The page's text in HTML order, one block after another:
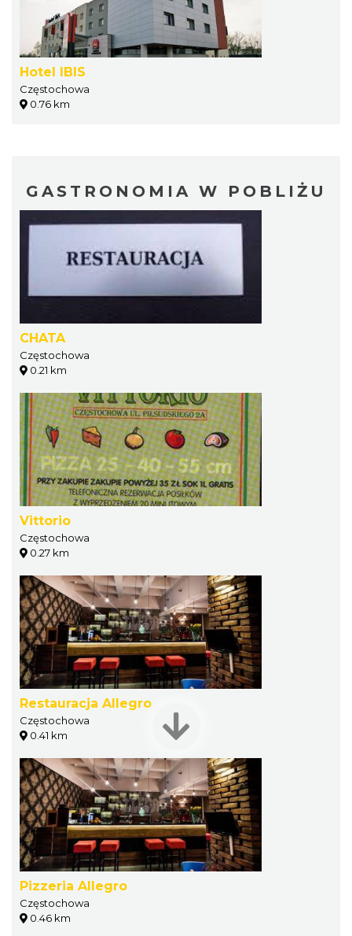
Hotel IBIS
Częstochowa
0.76 km
GASTRONOMIA W POBLIŻU
CHATA
Częstochowa
0.21 km
Vittorio
Częstochowa
0.27 km
Restauracja Allegro
Częstochowa
0.41 km
Pizzeria Allegro
Częstochowa
0.46 km